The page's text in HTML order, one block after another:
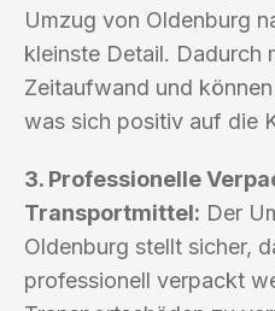
Umzug von Oldenburg
kleinste Detail. Dadurch
Zeitaufwand und
was sich positiv auf die
3. Professionelle
Transportmittel: Der
Oldenburg stellt sicher,
professionell verpackt